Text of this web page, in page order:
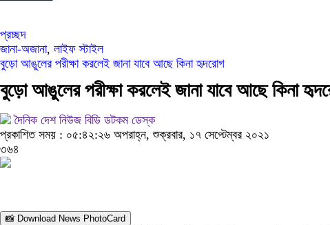
প্রচ্ছদ
জানা-অজানা, লাইফ স্টাইল
বুড়ো আঙুলের পরীক্ষা করলেই জানা যাবে আছে কিনা হৃদরোগ
বুড়ো আঙুলের পরীক্ষা করলেই জানা যাবে আছে কিনা
দৈনিক দেশ নিউজ বিডি ডটকম ডেস্ক
প্রকাশিত সময় : ০৫:৪২:২৬ অপরাহ্ন, শুক্রবার, ১৭ সেপ্টেম্বর ২০২১
৩৬৪
📸 Download News PhotoCard